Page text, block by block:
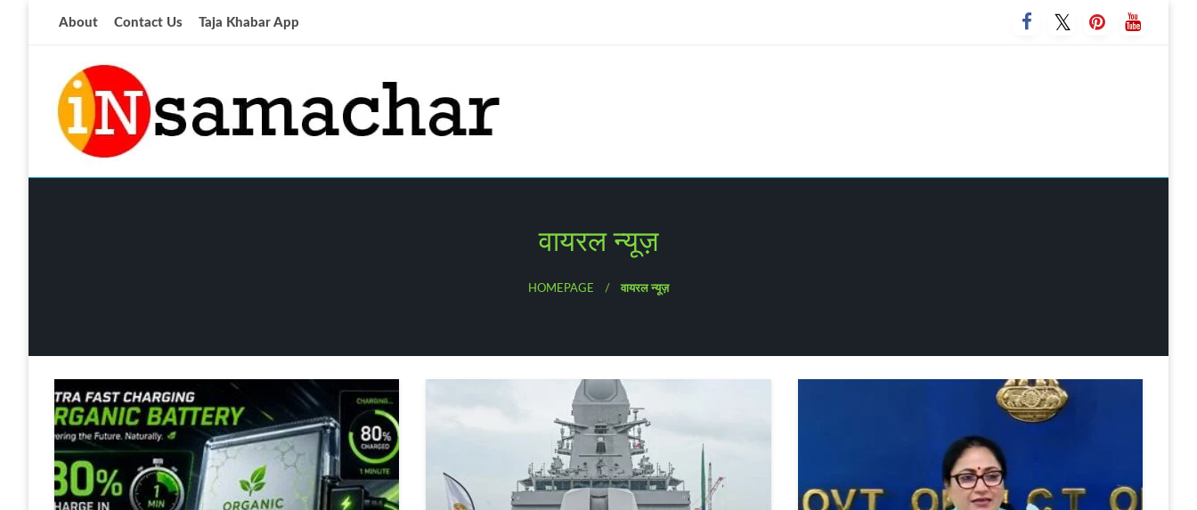
About Contact Us Taja Khabar App
आज की ताजा खबर
वायरल न्यूज़
HOMEPAGE वायरल न्यूज़